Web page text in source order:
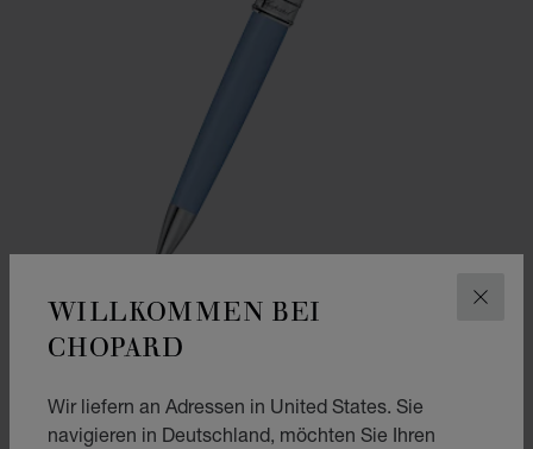
WILLKOMMEN BEI
CHOPARD
Wir liefern an Adressen in United States. Sie
navigieren in Deutschland, möchten Sie Ihren
KUNSTHARZ IN BLAU – SILBERFARBENES METALL
€ 349